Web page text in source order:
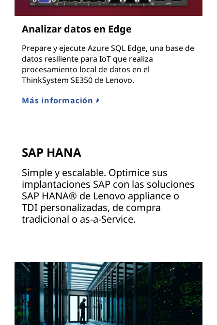
Analizar datos en Edge
Prepare y ejecute Azure SQL Edge, una base de
datos resiliente para IoT que realiza
procesamiento local de datos en el
ThinkSystem SE350 de Lenovo.
Más información
SAP HANA
Simple y escalable. Optimice sus
implantaciones SAP con las soluciones
SAP HANA® de Lenovo appliance o
TDI personalizadas, de compra
tradicional o as-a-Service.